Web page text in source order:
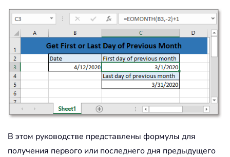
В этом руководстве представлены формулы для
получения первого или последнего дня предыдущего